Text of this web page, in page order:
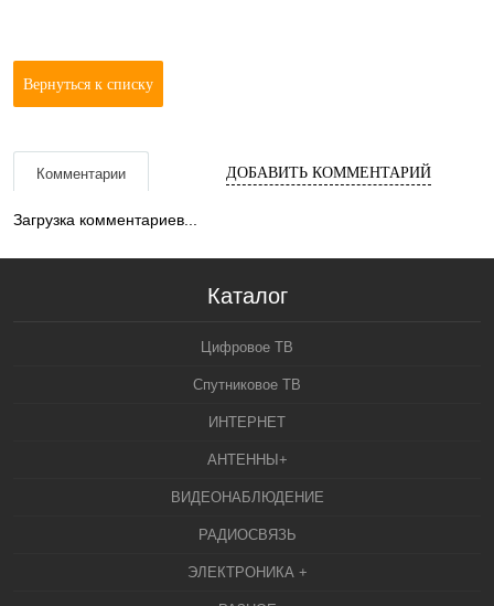
Вернуться к списку
Комментарии ДОБАВИТЬ КОММЕНТАРИЙ
Загрузка комментариев...
Каталог
Цифровое ТВ
Спутниковое ТВ
ИНТЕРНЕТ
АНТЕННЫ+
ВИДЕОНАБЛЮДЕНИЕ
РАДИОСВЯЗЬ
ЭЛЕКТРОНИКА +